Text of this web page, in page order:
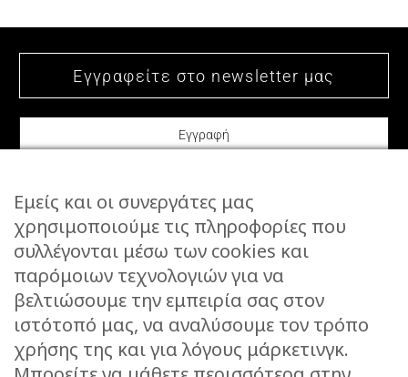
ΕΠΙΚΟΙΝΩΝΙΑ
STORIES
ΕΠΙΣΤΡΟΦΕΣ
ΤΡΟΠΟΙ ΑΠΟΣΤΟΛΗΣ
ΤΡΟΠΟΙ ΠΛΗΡΩΜΗΣ
Εμείς και οι συνεργάτες μας
χρησιμοποιούμε τις πληροφορίες που
συλλέγονται μέσω των cookies και
παρόμοιων τεχνολογιών για να
βελτιώσουμε την εμπειρία σας στον
ιστότοπό μας, να αναλύσουμε τον τρόπο
χρήσης της και για λόγους μάρκετινγκ.